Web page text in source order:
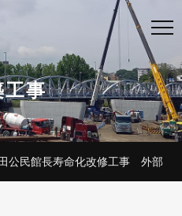
工事
公民館長寿命化改修工事 外部